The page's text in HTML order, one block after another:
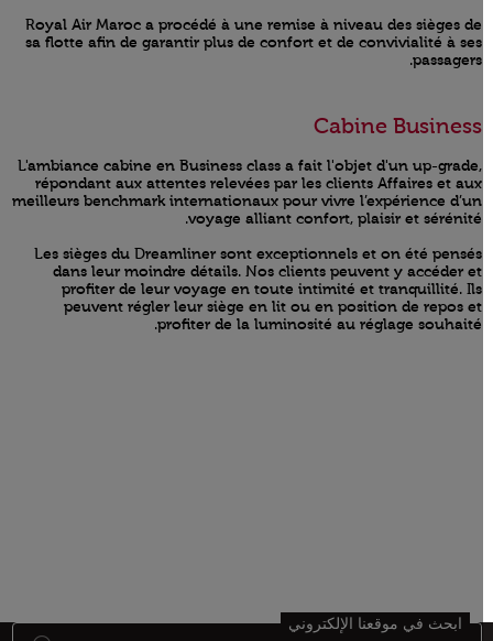
Royal Air Maroc a procédé à une remise à niveau des sièges de
sa flotte afin de garantir plus de confort et de convivialité à ses
passagers.
Cabine Business
L'ambiance cabine en Business class a fait l'objet d'un up-grade,
répondant aux attentes relevées par les clients Affaires et aux
meilleurs benchmark internationaux pour vivre l’expérience d’un
voyage alliant confort, plaisir et sérénité.
Les sièges du Dreamliner sont exceptionnels et on été pensés
dans leur moindre détails. Nos clients peuvent y accéder et
profiter de leur voyage en toute intimité et tranquillité. Ils
peuvent régler leur siège en lit ou en position de repos et
profiter de la luminosité au réglage souhaité.
ابحث في موقعنا الإلكتروني